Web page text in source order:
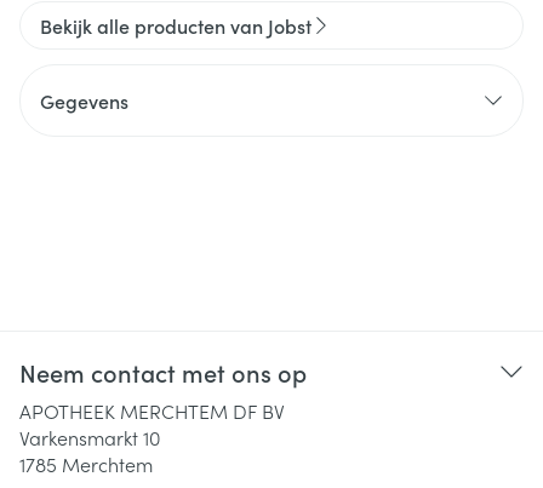
Bekijk alle producten van Jobst
Gegevens
Neem contact met ons op
APOTHEEK MERCHTEM DF BV
Varkensmarkt 10
1785 Merchtem